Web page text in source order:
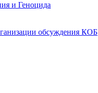
и Геноцида
обсуждения КОБ